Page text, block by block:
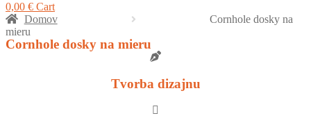
0,00 € Cart
Domov
Cornhole dosky na
mieru
Cornhole dosky na mieru
Tvorba dizajnu